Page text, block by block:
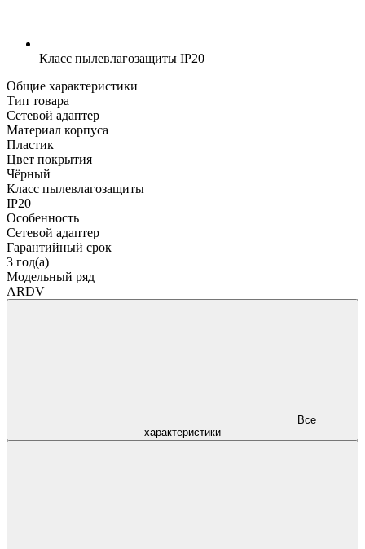
Класс пылевлагозащиты IP20
Общие характеристики
Тип товара
Сетевой адаптер
Материал корпуса
Пластик
Цвет покрытия
Чёрный
Класс пылевлагозащиты
IP20
Особенность
Сетевой адаптер
Гарантийный срок
3 год(а)
Модельный ряд
ARDV
характеристики